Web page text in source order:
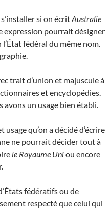
si on écritAustralie
expression pourrait désigner
fédéral du même nom.
trait d’union et majuscule à
et encyclopédies.
avons un usage bien établi.
qu’on a décidé d’écrire
ne pourrait décider tout à
le Royaume Uniou encore
fédératifs ou de
respecté que celui qui